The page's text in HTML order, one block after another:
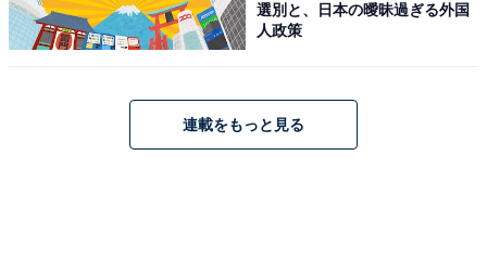
選別と、日本の曖昧過ぎる外国
人政策
連載をもっと見る